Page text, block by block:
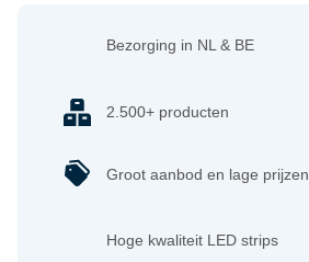
Bezorging in NL & BE
2.500+ producten
Groot aanbod en lage prijzen
Hoge kwaliteit LED strips